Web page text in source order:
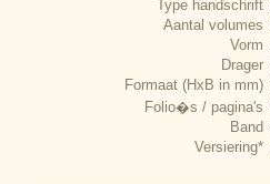
Type handschrift
Aantal volumes
Vorm
Drager
Formaat (HxB in mm)
Folio�s / pagina's
Band
Versiering*